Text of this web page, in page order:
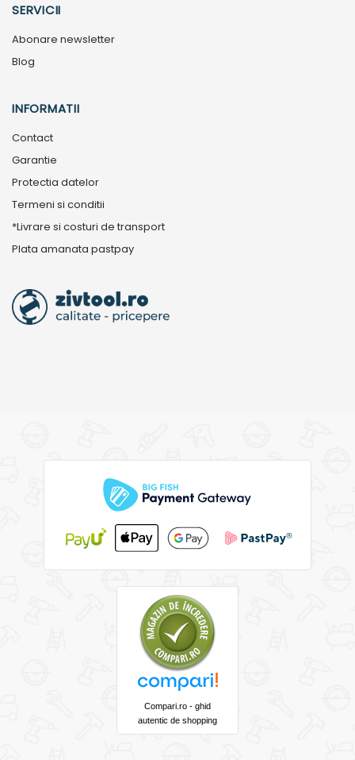
SERVICII
Abonare newsletter
Blog
INFORMATII
Contact
Garantie
Protectia datelor
Termeni si conditii
*Livrare si costuri de transport
Plata amanata pastpay
Compari.ro - ghid
autentic de shopping